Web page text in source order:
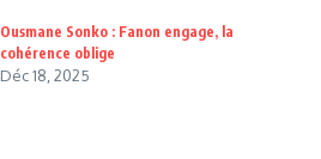
Ousmane Sonko : Fanon engage, la
cohérence oblige
Déc 18, 2025